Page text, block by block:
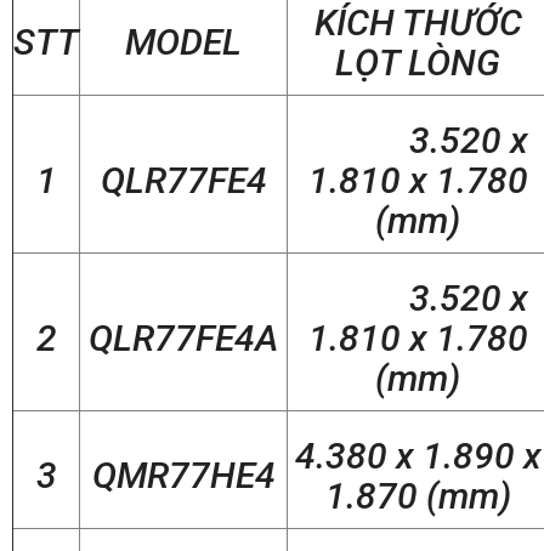
STT MODEL
KÍCH THƯỚC
LỌT LÒNG
1 QLR77FE4
3.520 x
1.810 x 1.780
(mm)
2 QLR77FE4A
3.520 x
1.810 x 1.780
(mm)
3 QMR77HE4 4.380 x 1.890 x
1.870 (mm)